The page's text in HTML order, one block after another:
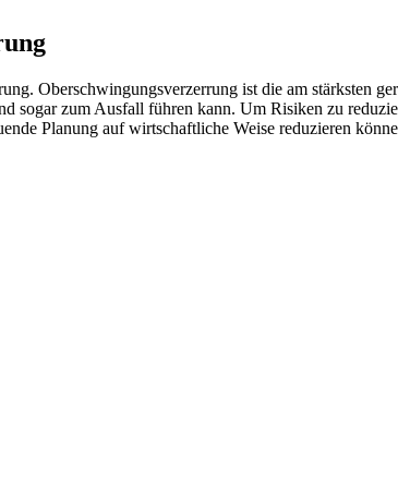
Oberschwingungsverzerrung ist die am stärksten
sogar zum Ausfall führen kann. Um Risiken zu
Planung auf wirtschaftliche Weise reduzieren